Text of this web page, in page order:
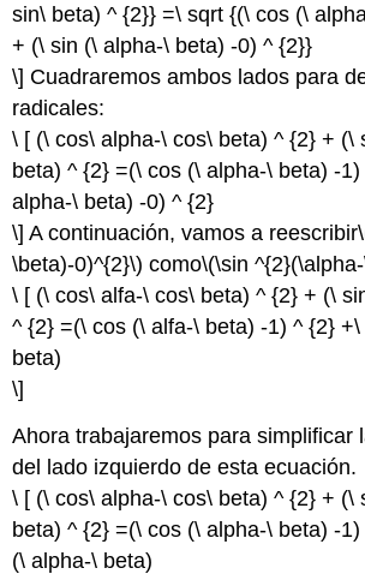
sin\ beta) ^ {2}} =\ sqrt {(\ cos (\
+ (\ sin (\ alpha-\ beta) -0) ^ {2}}
\] Cuadraremos ambos lados para
radicales:
\ [ (\ cos\ alpha-\ cos\ beta) ^ {2} + (\
beta) ^ {2} =(\ cos (\ alpha-\ beta) -
alpha-\ beta) -0) ^ {2}
\] A continuación, vamos a reescribir
\beta)-0)^{2}\) como\(\sin
\ [ (\ cos\ alfa-\ cos\ beta) ^ {2} + (\
^ {2} =(\ cos (\ alfa-\ beta) -1) ^ {2}
beta)
\]
Ahora trabajaremos para simplificar
del lado izquierdo de esta ecuación.
\ [ (\ cos\ alpha-\ cos\ beta) ^ {2} + (\
beta) ^ {2} =(\ cos (\ alpha-\ beta) -
(\ alpha-\ beta)